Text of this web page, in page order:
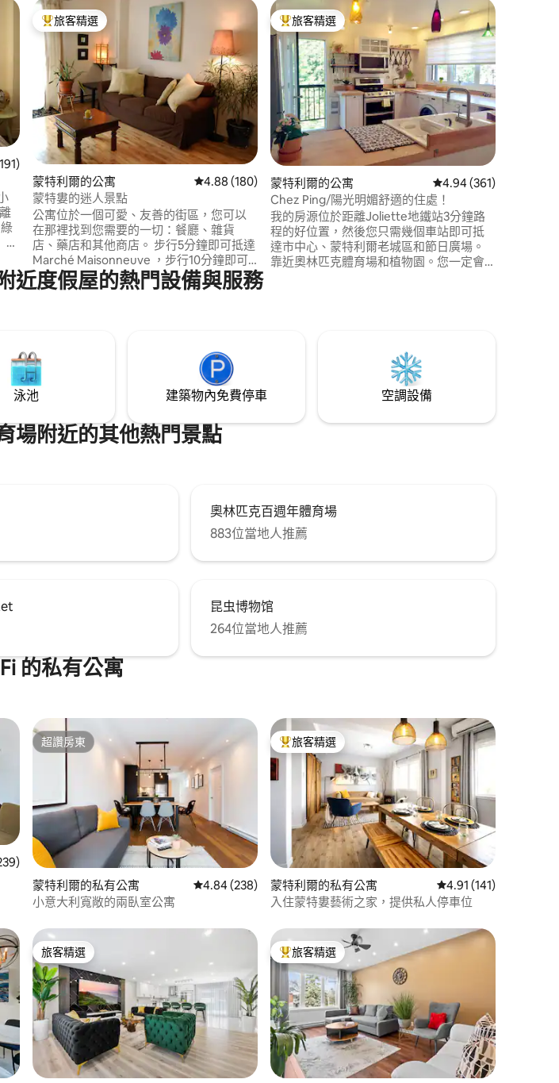
評價中獲得 4.91 的平均評分（滿分 5 分）
旅客精選榜首
旅客精選
蒙特利爾的公寓 從 180 則評價中獲得 4.88 的平均評分（滿分 5 分）
4.88 (180)
蒙特婁的迷人景點
公寓位於一個可愛、友善的街區，您可以
在那裡找到您需要的一切：餐廳、雜貨
店、藥店和其他商店。 步行5分鐘即可抵達
Marché Maisonneuve ，步行10分鐘即可
抵達Viau地鐵站、Starcité電影院、奧林匹
克體育場、植物園和天文館，乘坐公共交
旅客精選榜首
旅客精選
蒙特利爾的公寓 從 361 則評價中獲得
4.94 (361)
Chez Ping/陽光明媚舒適的住處！
我的房源位於距離Joliette地鐵站3分鐘路
程的好位置，然後您只需幾個車站即可抵
達市中心、蒙特利爾老城區和節日廣場。
靠近奧林匹克體育場和植物園。您一定會
近度假屋的熱門設備與服務
泳池 建築物內免費停車 空調設備
場附近的其他熱門景點
奧林匹克百週年體育場
883位當地人推薦
昆虫博物馆
264位當地人推薦
的私有公寓
評價中獲得 4.86 的平均評分（滿分 5 分）
超讚房東
超讚房東
蒙特利爾的私有公寓 從 238 則評價中獲得 4.84 的平均評分（滿分 5 分）
4.84 (238)
小意大利寬敞的兩臥室公寓
旅客精選榜首
旅客精選
蒙特利爾的私有公寓 從 141 則評價中獲得
4.91 (141)
入住蒙特婁藝術之家，提供私人停車位
旅客精選
旅客精選 旅客精選榜首
旅客精選